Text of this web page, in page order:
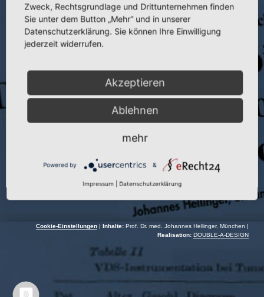
Titel:Experiences on 800 Lasernukleotomies
Veranstaltung:SICOT’93
Seoul | Südkorea
Veranstaltungsdatum:28.08.–03.09.1993
Cookie-Einstellungen | Inhalte: Prof. Dr. med. Johannes Hellinger, München |
Realisation: DOUBLE-A-DESIGN
Zweck, Rechtsgrundlage und Drittunternehmen finden
Sie unter dem Button „Mehr“ und in unserer
Datenschutzerklärung. Sie können Ihre Einwilligung
jederzeit widerrufen.
Akzeptieren
Ablehnen
mehr
Powered by &
Impressum Datenschutzerklärung